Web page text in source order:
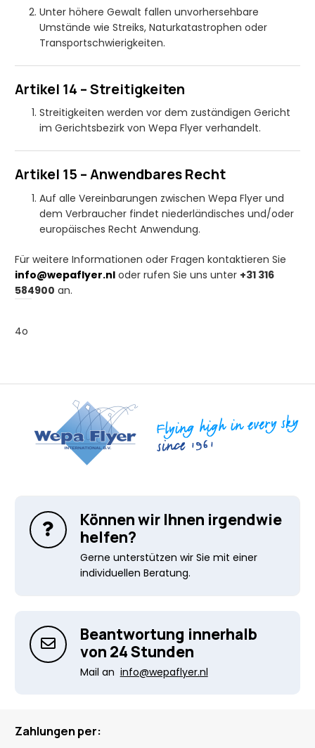
Unter höhere Gewalt fallen unvorhersehbare
Umstände wie Streiks, Naturkatastrophen oder
Transportschwierigkeiten.
Artikel 14 – Streitigkeiten
Streitigkeiten werden vor dem zuständigen Gericht
im Gerichtsbezirk von Wepa Flyer verhandelt.
Artikel 15 – Anwendbares Recht
Auf alle Vereinbarungen zwischen Wepa Flyer und
dem Verbraucher findet niederländisches und/oder
europäisches Recht Anwendung.
Für weitere Informationen oder Fragen kontaktieren Sie
info@wepaflyer.nl oder rufen Sie uns unter +31 316
584900 an.
4o
Können wir Ihnen irgendwie
helfen?
Gerne unterstützen wir Sie mit einer
individuellen Beratung.
Beantwortung innerhalb
von 24 Stunden
Mail an info@wepaflyer.nl
Zahlungen per: